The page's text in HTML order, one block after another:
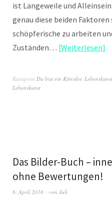
ist Langeweile und
genau diese beiden
schöpferische zu arbeiten
Zuständen… Weiterlesen
Kategorie Du bist ein Künstler, Lebenskunst
Lebenskunst
Das Bilder-Buch –
ohne Bewertungen!
6. April 2016 von Juli